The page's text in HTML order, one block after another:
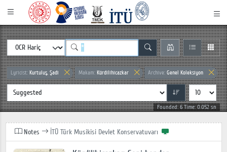
Lyricist: Kurtuluş, Şadi Makam: Kürdilihicazkar Archive: Genel Koleksiyon
Founded: 6 Time: 0.052 sn
Notes İTÜ Türk Musikisi Devlet Konservatuvarı